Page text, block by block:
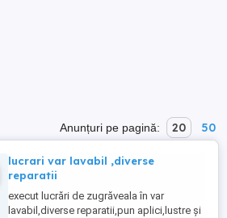
Anunțuri pe pagină: 20 50
lucrari var lavabil ,diverse
reparatii
execut lucrări de zugrăveala în var
lavabil,diverse reparatii,pun aplici,lustre și